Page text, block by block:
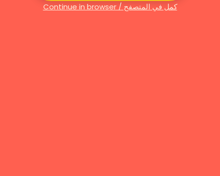
Continue in browser / كمل في المتصفح